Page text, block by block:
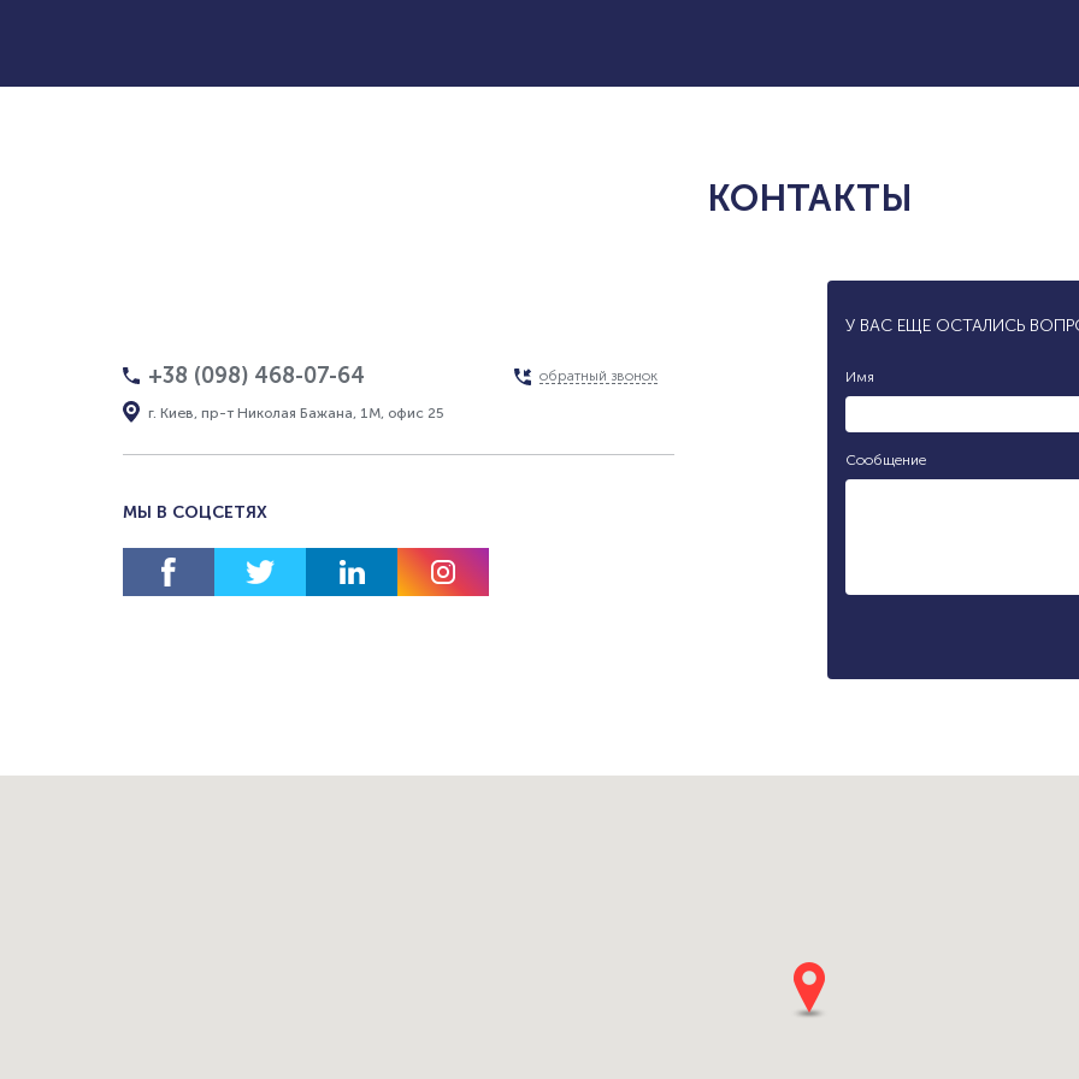
КОНТАКТЫ
+38 (098) 468-07-64
г. Киев, пр-т Николая Бажана, 1М, офис 25
обратный звонок
МЫ В СОЦСЕТЯХ
У ВАС ЕЩЕ ОСТАЛИСЬ
Имя
Сообщение